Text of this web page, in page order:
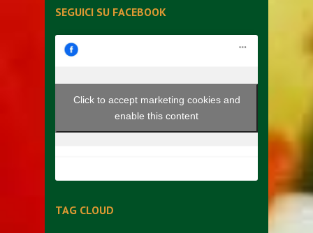
SEGUICI SU FACEBOOK
Click to accept marketing cookies and
enable this content
TAG CLOUD